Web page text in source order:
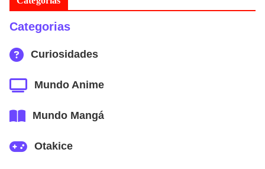
Categorias
Curiosidades
Mundo Anime
Mundo Mangá
Otakice